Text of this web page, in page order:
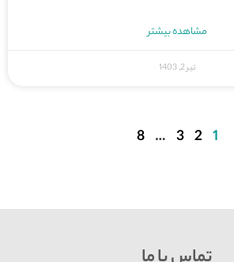
مشاهده بیشتر
تیر 2, 1403
1
2
3
…
8